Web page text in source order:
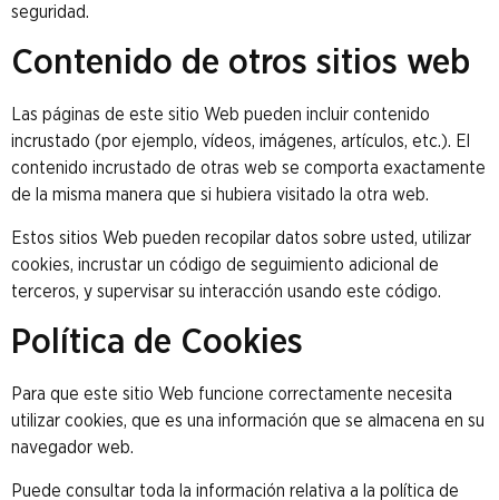
seguridad.
Contenido de otros sitios web
Las páginas de este sitio Web pueden incluir contenido
incrustado (por ejemplo, vídeos, imágenes, artículos, etc.). El
contenido incrustado de otras web se comporta exactamente
de la misma manera que si hubiera visitado la otra web.
Estos sitios Web pueden recopilar datos sobre usted, utilizar
cookies, incrustar un código de seguimiento adicional de
terceros, y supervisar su interacción usando este código.
Política de Cookies
Para que este sitio Web funcione correctamente necesita
utilizar cookies, que es una información que se almacena en su
navegador web.
Puede consultar toda la información relativa a la política de